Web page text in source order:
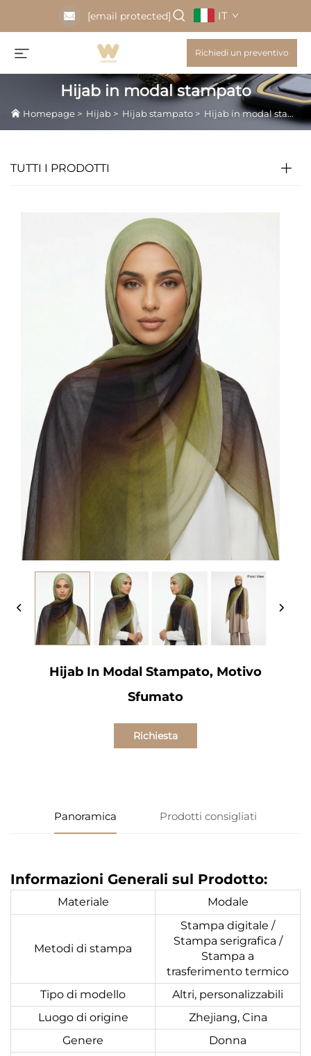
[email protected] IT
Richiedi un preventivo
Hijab in modal stampato
Homepage > Hijab > Hijab stampato > Hijab in modal stampato
TUTTI I PRODOTTI
Hijab In Modal Stampato, Motivo
Sfumato
Richiesta
Panoramica Prodotti consigliati
Informazioni Generali sul Prodotto:
Materiale Modale
Metodi di stampa
Stampa digitale /
Stampa serigrafica /
Stampa a
trasferimento termico
Tipo di modello
Altri, personalizzabili
Luogo di origine
Zhejiang, Cina
Genere
Donna